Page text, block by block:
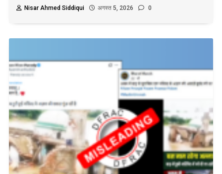
Nisar Ahmed Siddiqui अगस्त 5, 2026 0